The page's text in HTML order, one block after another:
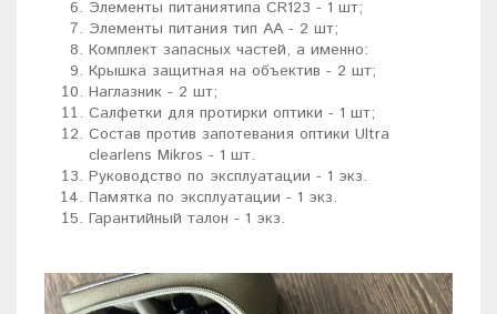
Элементы питаниятипа СR123 - 1 шт;
Элементы питания тип АА - 2 шт;
Комплект запасных частей, а именно:
Крышка защитная на объектив - 2 шт;
Наглазник - 2 шт;
Салфетки для протирки оптики - 1 шт;
Состав против запотевания оптики Ultrа
сlеаrlеns Мikrоs - 1 шт.
Руководство по эксплуатации - 1 экз.
Памятка по эксплуатации - 1 экз.
Гарантийный талон - 1 экз.